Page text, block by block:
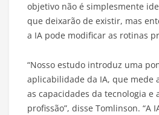
objetivo não é simplesmente
que deixarão de existir, mas
a IA pode modificar as rotinas
“Nosso estudo introduz uma
aplicabilidade da IA, que mede
as capacidades da tecnologia e
profissão”, disse Tomlinson. “A